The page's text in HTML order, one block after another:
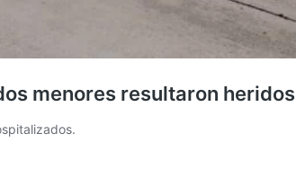
menores resultaron heridos